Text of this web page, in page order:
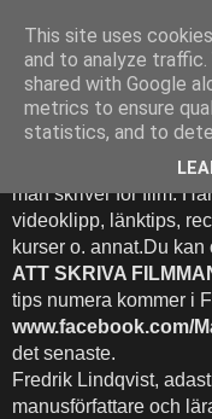
Att
Bloggen
Denna blogg
man skriver för film.
videoklipp, länktips,
kurser o. annat.Du
ATT SKRIVA
tips numera kommer i
www.facebook.com/
det senaste.
Fredrik Lindqvist,
manusförfattare och
This site uses
and to analyze traffic.
shared with Google
metrics to ensure
statistics, and to